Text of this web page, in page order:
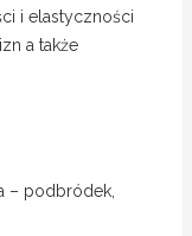
i elastyczności
a także
– podbródek,